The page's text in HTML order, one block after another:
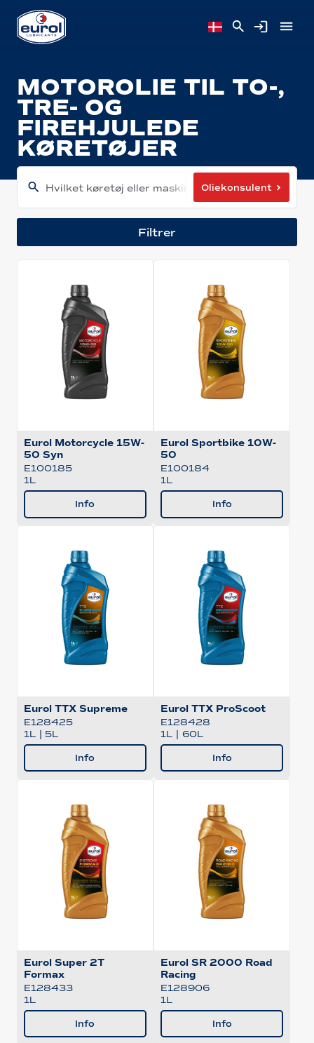
MOTOROLIE TIL TO-,
TRE- OG
FIREHJULEDE
KØRETØJER
Hvilket køretøj eller maskine har du?
Oliekonsulent
Filtrer
Eurol Motorcycle 15W-
50 Syn
E100185
1L
Info
Eurol Sportbike 10W-
50
E100184
1L
Info
Eurol TTX Supreme
E128425
1L | 5L
Info
Eurol TTX ProScoot
E128428
1L | 60L
Info
Eurol Super 2T
Formax
E128433
1L
Info
Eurol SR 2000 Road
Racing
E128906
1L
Info